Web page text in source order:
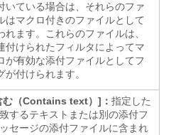
いている場合は、それらのファ
はマクロ付きのファイルとして
れます。これらのファイルは、
付けられたフィルタによってマ
が有効な添付ファイルとしてフ
が付けられます。
む（Contains text）]： 指定した
するテキストまたは別の添付フ
セージの添付ファイルに含まれ